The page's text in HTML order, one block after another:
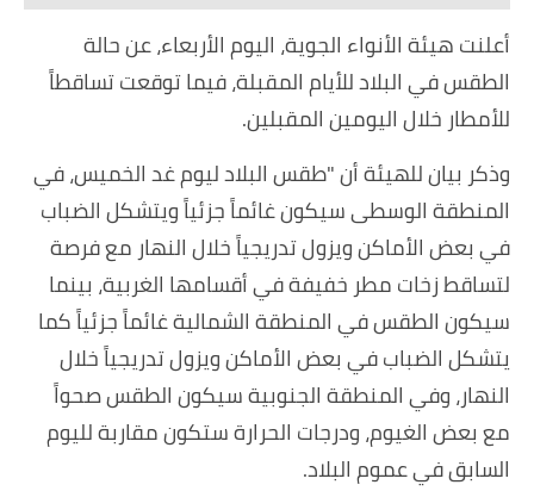
أعلنت هيئة الأنواء الجوية، اليوم الأربعاء، عن حالة
الطقس في البلاد للأيام المقبلة، فيما توقعت تساقطاً
للأمطار خلال اليومين المقبلين.
وذكر بيان للهيئة أن "طقس البلاد ليوم غد الخميس، في
المنطقة الوسطى سيكون غائماً جزئياً ويتشكل الضباب
في بعض الأماكن ويزول تدريجياً خلال النهار مع فرصة
لتساقط زخات مطر خفيفة في أقسامها الغربية، بينما
سيكون الطقس في المنطقة الشمالية غائماً جزئياً كما
يتشكل الضباب في بعض الأماكن ويزول تدريجياً خلال
النهار، وفي المنطقة الجنوبية سيكون الطقس صحواً
مع بعض الغيوم، ودرجات الحرارة ستكون مقاربة لليوم
السابق في عموم البلاد.